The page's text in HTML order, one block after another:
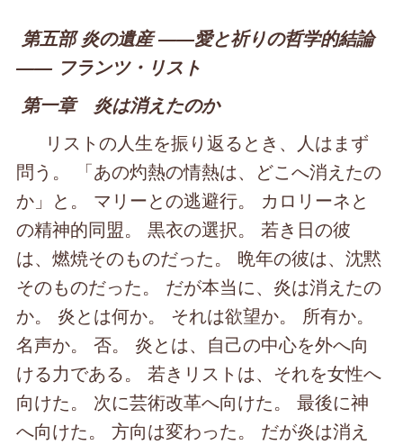
第五部 炎の遺産 ――愛と祈りの哲学的結論
―― フランツ・リスト
第一章 炎は消えたのか
リストの人生を振り返るとき、人はまず
問う。 「あの灼熱の情熱は、どこへ消えたの
か」と。 マリーとの逃避行。 カロリーネと
の精神的同盟。 黒衣の選択。 若き日の彼
は、燃焼そのものだった。 晩年の彼は、沈黙
そのものだった。 だが本当に、炎は消えたの
か。 炎とは何か。 それは欲望か。 所有か。
名声か。 否。 炎とは、自己の中心を外へ向
ける力である。 若きリストは、それを女性へ
向けた。 次に芸術改革へ向けた。 最後に神
へ向けた。 方向は変わった。 だが炎は消え